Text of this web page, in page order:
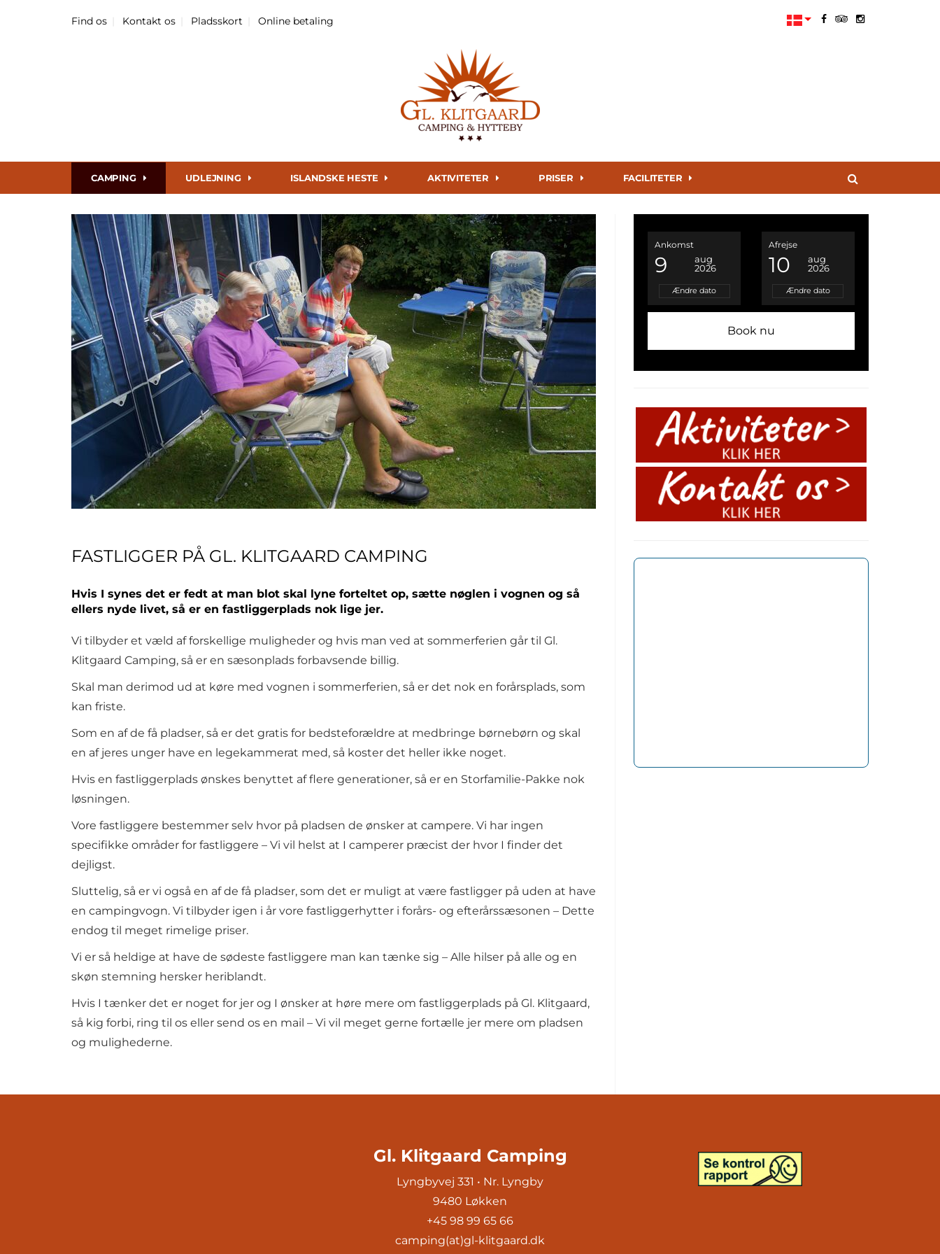
Find os Kontakt os Pladsskort Online betaling
CAMPING UDLEJNING ISLANDSKE HESTE AKTIVITETER PRISER FACILITETER
FASTLIGGER PÅ GL. KLITGAARD CAMPING
Hvis I synes det er fedt at man blot skal lyne forteltet op, sætte nøglen i vognen og så
ellers nyde livet, så er en fastliggerplads nok lige jer.
Vi tilbyder et væld af forskellige muligheder og hvis man ved at sommerferien går til Gl.
Klitgaard Camping, så er en sæsonplads forbavsende billig.
Skal man derimod ud at køre med vognen i sommerferien, så er det nok en forårsplads, som
kan friste.
Som en af de få pladser, så er det gratis for bedsteforældre at medbringe børnebørn og skal
en af jeres unger have en legekammerat med, så koster det heller ikke noget.
Hvis en fastliggerplads ønskes benyttet af flere generationer, så er en Storfamilie-Pakke nok
løsningen.
Vore fastliggere bestemmer selv hvor på pladsen de ønsker at campere. Vi har ingen
specifikke områder for fastliggere – Vi vil helst at I camperer præcist der hvor I finder det
dejligst.
Sluttelig, så er vi også en af de få pladser, som det er muligt at være fastligger på uden at have
en campingvogn. Vi tilbyder igen i år vore fastliggerhytter i forårs- og efterårssæsonen – Dette
endog til meget rimelige priser.
Vi er så heldige at have de sødeste fastliggere man kan tænke sig – Alle hilser på alle og en
skøn stemning hersker heriblandt.
Hvis I tænker det er noget for jer og I ønsker at høre mere om fastliggerplads på Gl. Klitgaard,
så kig forbi, ring til os eller send os en mail – Vi vil meget gerne fortælle jer mere om pladsen
og mulighederne.
Ankomst
9
aug
2026
Ændre dato
Afrejse
10
aug
2026
Ændre dato
Gl. Klitgaard Camping
Lyngbyvej 331 • Nr. Lyngby
9480 Løkken
+45 98 99 65 66
camping(at)gl-klitgaard.dk